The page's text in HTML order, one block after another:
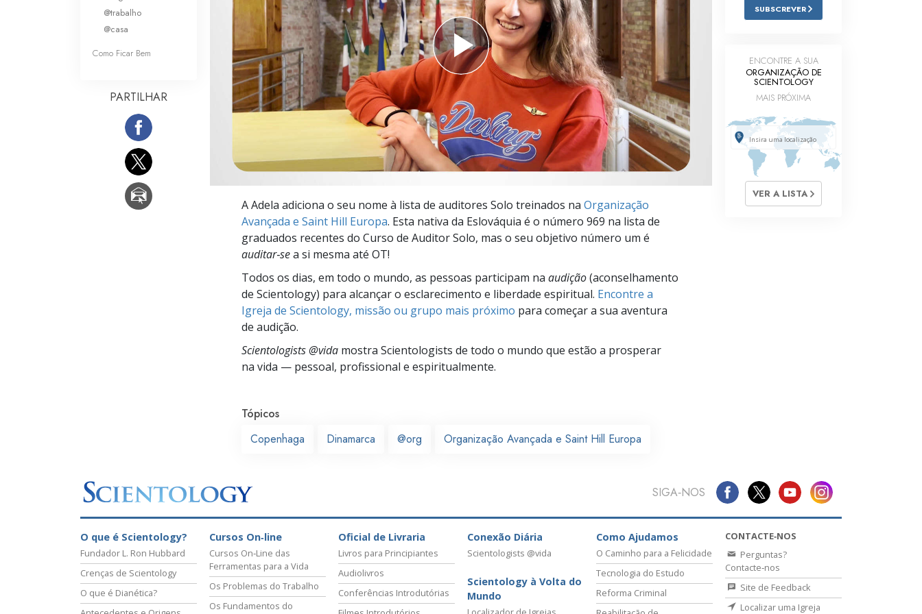
O que é a Grandeza?
Respostas às Drogas
Crianças
Ferramentas para o Local do Trabalho
Ética e as Condições
A Causa da Supressão
Investigações
Bases da Organização
Fundamentos das Relações Públicas
A Adela adiciona o seu nome à lista de auditores Solo treinados na Organização
Avançada e Saint Hill Europa. Esta nativa da Eslováquia é o número 969 na lista de
graduados recentes do Curso de Auditor Solo, mas o seu objetivo número um é
auditar‑sea si mesma até OT!
Todos os dias, em todo o mundo, as pessoas participam na audição(aconselhamento
de Scientology) para alcançar o esclarecimento e liberdade espiritual. Encontre a
Igreja de Scientology, missão ou grupo mais próximo para começar a sua aventura
de audição.
Scientologists @vida mostra Scientologists de todo o mundo que estão a prosperar
na vida — pessoal, profissional e espiritualmente.
Tópicos
Copenhaga
Dinamarca @org Organização Avançada e Saint Hill Europa
@trabalho
@casa
Como Ficar Bem
PARTILHAR
SUBSCREVER
ENCONTRE A SUA
ORGANIZAÇÃO DE
SCIENTOLOGY
MAIS PRÓXIMA
VER A LISTA
SIGA‑NOS
O que é Scientology?
Fundador L. Ron Hubbard
Crenças de Scientology
O que é Dianética?
Cursos On‑line
Cursos On‑Line das
Ferramentas para a Vida
Os Problemas do Trabalho
Os Fundamentos do
Oficial de Livraria
Livros para Principiantes
Audiolivros
Conferências Introdutórias
Conexão Diária
Scientologists @vida
Scientology à Volta do
Mundo
Como Ajudamos
O Caminho para a Felicidade
Tecnologia do Estudo
Reforma Criminal
CONTACTE‑NOS
Perguntas?
Contacte‑nos
Site de Feedback
Localizar uma Igreja